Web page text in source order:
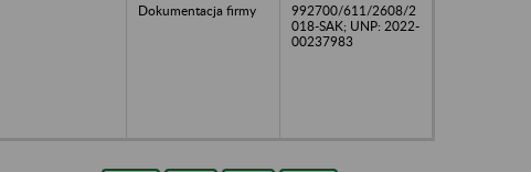
Dokumentacja firmy
992700/611/2608/2
018-SAK; UNP: 2022-
00237983